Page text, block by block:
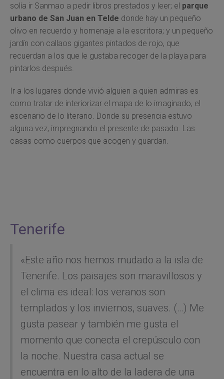
solía ir Sanmao a pedir libros prestados y leer; el parque
urbano de San Juan en Telde donde hay un pequeño
olivo en recuerdo y homenaje a la escritora; y un pequeño
jardín con callaos gigantes pintados de rojo, que
recuerdan a los que le gustaba recoger de la playa para
pintarlos después.
Ir a los lugares donde vivió alguien a quien admiras es
como tratar de interiorizar el mapa de lo imaginado, el
escenario de lo literario. Donde su presencia estuvo
alguna vez, impregnando el presente de pasado. Las
casas como cuerpos que acogen y guardan.
Tenerife
«Este año nos hemos mudado a la isla de
Tenerife. Los paisajes son maravillosos y
el clima es ideal: los veranos son
templados y los inviernos, suaves. (…) Me
gusta pasear y también me gusta el
momento que conecta el crepúsculo con
la noche. Nuestra casa actual se
encuentra en lo alto de la ladera de una